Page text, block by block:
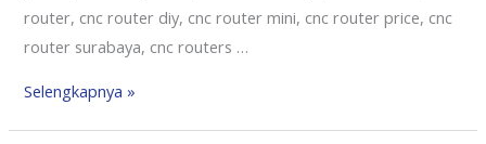
router, cnc router diy, cnc router mini, cnc router price, cnc
router surabaya, cnc routers …
Selengkapnya »